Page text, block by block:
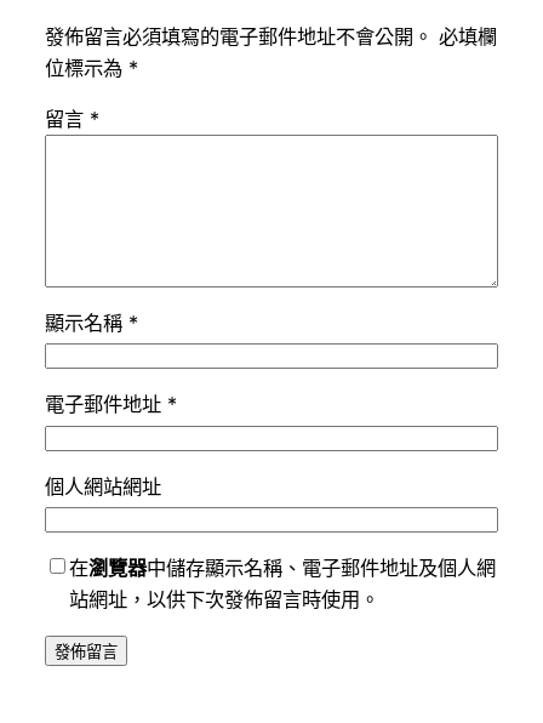
發佈留言必須填寫的電子郵件地址不會公開。 必填欄
位標示為 *
留言 *
顯示名稱 *
電子郵件地址 *
個人網站網址
在瀏覽器中儲存顯示名稱、電子郵件地址及個人網
站網址，以供下次發佈留言時使用。